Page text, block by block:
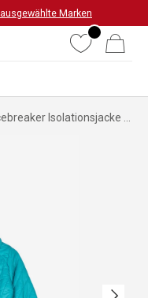
ausgewählte Marken
WunschlisteWarenkorb
Nächste